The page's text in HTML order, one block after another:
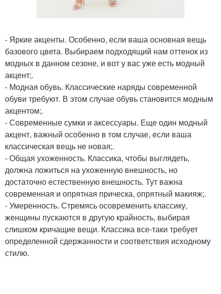
- Яркие акценты. Особенно, если ваша основная вещь
базового цвета. Выбираем подходящий нам оттенок из
модных в данном сезоне, и вот у вас уже есть модный
акцент;.
- Модная обувь. Классические наряды современной
обуви требуют. В этом случае обувь становится модным
акцентом;.
- Современные сумки и аксессуары. Еще один модный
акцент, важный особенно в том случае, если ваша
классическая вещь не новая;.
- Общая ухоженность. Классика, чтобы выглядеть,
должна ложиться на ухоженную внешность, но
достаточно естественную внешность. Тут важна
современная и опрятная прическа, опрятный макияж;.
- Умеренность. Стремясь осовременить классику,
женщины пускаются в другую крайность, выбирая
слишком кричащие вещи. Классика все-таки требует
определенной сдержанности и соответствия исходному
стилю.